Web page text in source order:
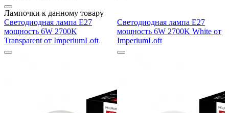
Лампочки к данному товару
Светодиодная лампа E27
мощность 6W 2700K
Transparent от ImperiumLoft
Светодиодная лампа E27
мощность 6W 2700K White от
ImperiumLoft